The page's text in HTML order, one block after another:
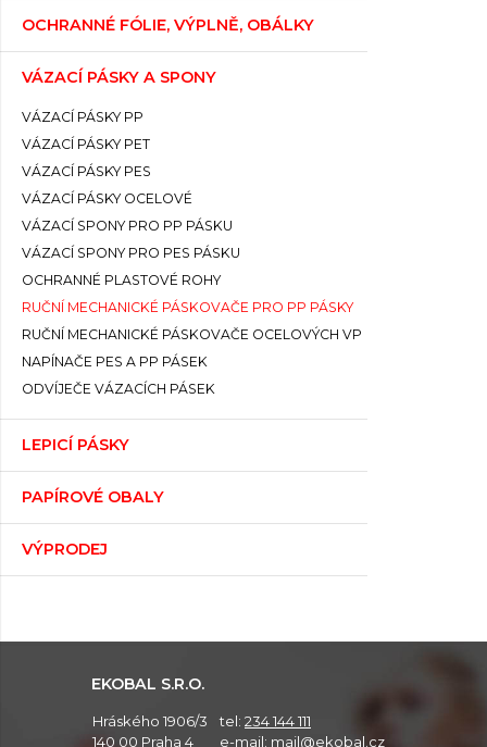
OCHRANNÉ FÓLIE, VÝPLNĚ, OBÁLKY
VÁZACÍ PÁSKY A SPONY
VÁZACÍ PÁSKY PP
VÁZACÍ PÁSKY PET
VÁZACÍ PÁSKY PES
VÁZACÍ PÁSKY OCELOVÉ
VÁZACÍ SPONY PRO PP PÁSKU
VÁZACÍ SPONY PRO PES PÁSKU
OCHRANNÉ PLASTOVÉ ROHY
RUČNÍ MECHANICKÉ PÁSKOVAČE PRO PP PÁSKY
RUČNÍ MECHANICKÉ PÁSKOVAČE OCELOVÝCH VP
NAPÍNAČE PES A PP PÁSEK
ODVÍJEČE VÁZACÍCH PÁSEK
LEPICÍ PÁSKY
PAPÍROVÉ OBALY
VÝPRODEJ
EKOBAL S.R.O.
Hráského 1906/3
140 00 Praha 4
tel: 234 144 111
e-mail: mail@ekobal.cz